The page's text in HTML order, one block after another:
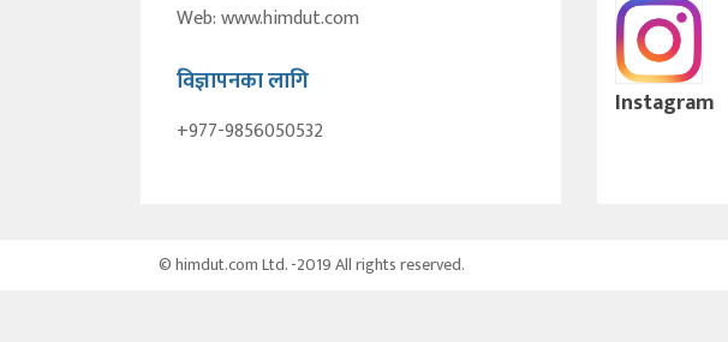
Web: www.himdut.com
विज्ञापनका लागि
+977-9856050532
Instagram
© himdut.com Ltd. -2019 All rights reserved.